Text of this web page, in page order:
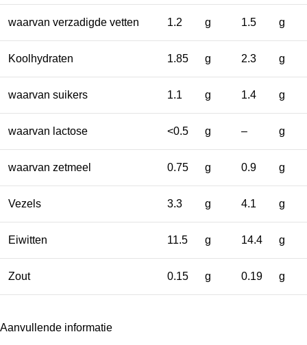
waarvan verzadigde vetten 1.2 g 1.5 g
Koolhydraten 1.85 g 2.3 g
waarvan suikers 1.1 g 1.4 g
waarvan lactose <0.5 g – g
waarvan zetmeel 0.75 g 0.9 g
Vezels 3.3 g 4.1 g
Eiwitten 11.5 g 14.4 g
Zout 0.15 g 0.19 g
Aanvullende informatie